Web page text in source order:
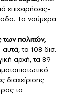
Τα νούμερα
των πολιτών,
τα 108 δισ.
αρχή, τα 89
διαχείρισης
τα